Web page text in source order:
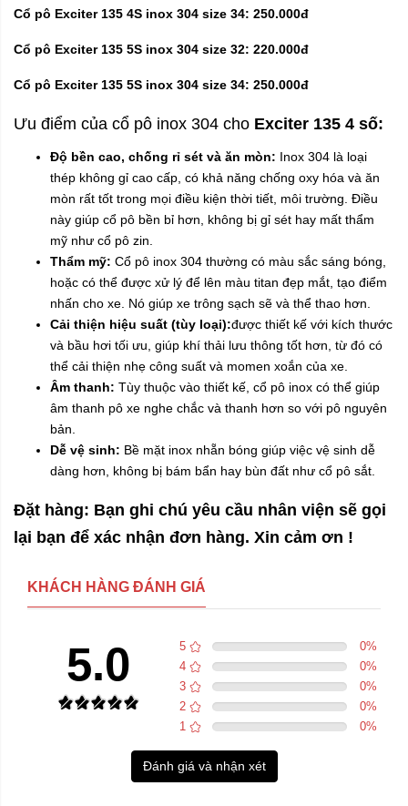
Cổ pô Exciter 135 4S inox 304 size 34: 250.000đ
Cổ pô Exciter 135 5S inox 304 size 32: 220.000đ
Cổ pô Exciter 135 5S inox 304 size 34: 250.000đ
Ưu điểm của cổ pô inox 304 cho Exciter 135 4 số:
Độ bền cao, chống rỉ sét và ăn mòn: Inox 304 là loại
thép không gỉ cao cấp, có khả năng chống oxy hóa và ăn
mòn rất tốt trong mọi điều kiện thời tiết, môi trường. Điều
này giúp cổ pô bền bỉ hơn, không bị gỉ sét hay mất thẩm
mỹ như cổ pô zin.
Thẩm mỹ: Cổ pô inox 304 thường có màu sắc sáng bóng,
hoặc có thể được xử lý để lên màu titan đẹp mắt, tạo điểm
nhấn cho xe. Nó giúp xe trông sạch sẽ và thể thao hơn.
Cải thiện hiệu suất (tùy loại):được thiết kế với kích thước
và bầu hơi tối ưu, giúp khí thải lưu thông tốt hơn, từ đó có
thể cải thiện nhẹ công suất và momen xoắn của xe.
Âm thanh: Tùy thuộc vào thiết kế, cổ pô inox có thể giúp
âm thanh pô xe nghe chắc và thanh hơn so với pô nguyên
bản.
Dễ vệ sinh: Bề mặt inox nhẵn bóng giúp việc vệ sinh dễ
dàng hơn, không bị bám bẩn hay bùn đất như cổ pô sắt.
Đặt hàng: Bạn ghi chú yêu cầu nhân viện sẽ gọi
lại bạn để xác nhận đơn hàng. Xin cảm ơn !
KHÁCH HÀNG ĐÁNH GIÁ
5.0 5 0%
4
0%
3
0%
2
0%
1
0%
Đánh giá và nhận xét